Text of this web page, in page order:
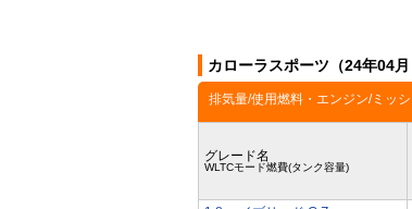
カローラスポーツ（24年04
排気量/使用燃料・エンジン/ミッ
グレード名
WLTCモード燃費(タンク容量)